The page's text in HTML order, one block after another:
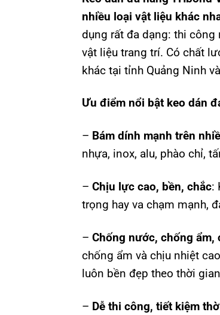
nhiều loại vật liệu khác
dụng rất đa dạng: thi công
vật liệu trang trí. Có chất
khác tại tỉnh Quảng Ninh
Ưu điểm nổi bật keo dán
– Bám dính mạnh trên
nhựa, inox, alu, phào chỉ,
– Chịu lực cao, bền, chắc:
trọng hay va chạm mạnh,
– Chống nước, chống ẩm,
chống ẩm và chịu nhiệt
luôn bền đẹp theo thời
– Dễ thi công, tiết kiệm